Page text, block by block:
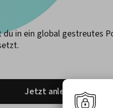
in ein global gestreutes
Jetzt anlegen